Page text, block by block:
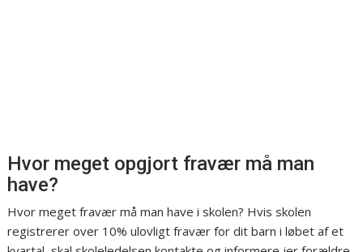
Hvor meget opgjort fravær må man
have?
Hvor meget fravær må man have i skolen? Hvis skolen
registrerer over 10% ulovligt fravær for dit barn i løbet af et